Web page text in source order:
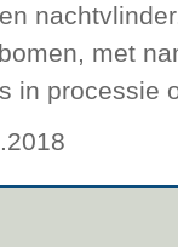
met
in processie